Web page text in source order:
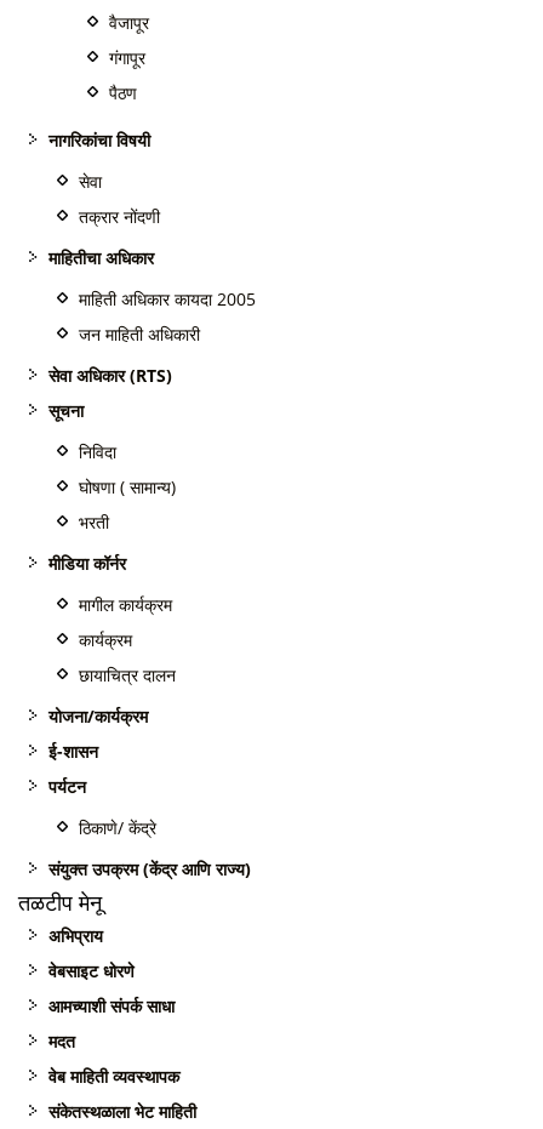
वैजापूर
गंगापूर
पैठण
नागरिकांचा विषयी
सेवा
तक्रार नोंदणी
माहितीचा अधिकार
माहिती अधिकार कायदा 2005
जन माहिती अधिकारी
सेवा अधिकार (RTS)
सूचना
निविदा
घोषणा ( सामान्य)
भरती
मीडिया कॉर्नर
मागील कार्यक्रम
कार्यक्रम
छायाचित्र दालन
योजना/कार्यक्रम
ई-शासन
पर्यटन
ठिकाणे/ केंद्रे
संयुक्त उपक्रम (केंद्र आणि राज्य)
तळटीप मेनू
अभिप्राय
वेबसाइट धोरणे
आमच्याशी संपर्क साधा
मदत
वेब माहिती व्यवस्थापक
संकेतस्थळाला भेट माहिती